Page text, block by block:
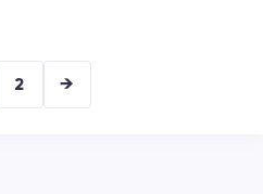
2 →